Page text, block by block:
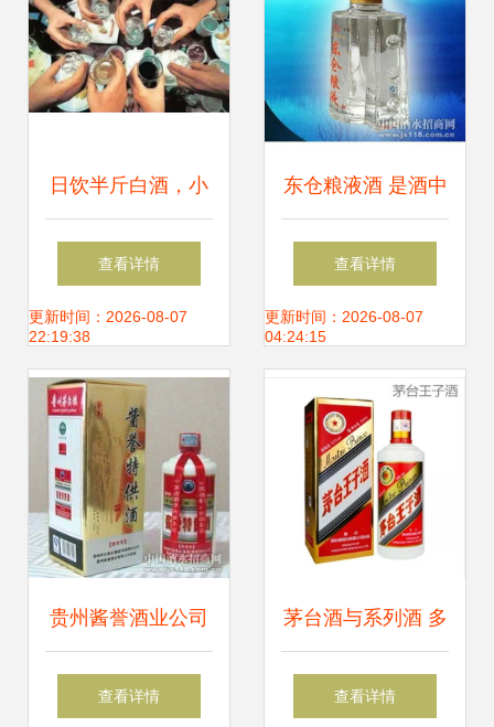
日饮半斤白酒，小
伙竟现“女儿身”？
揭秘酒精与激素的
致命关联
查看详情
更新时间：2026-08-07
22:19:38
东仓粮液酒 是酒中
珍品，还是饮品新
宠？
查看详情
更新时间：2026-08-07
04:24:15
贵州酱誉酒业公司
酱誉特供酒火热招
查看详情
茅台酒与系列酒 多
元战略下子公司的
查看详情